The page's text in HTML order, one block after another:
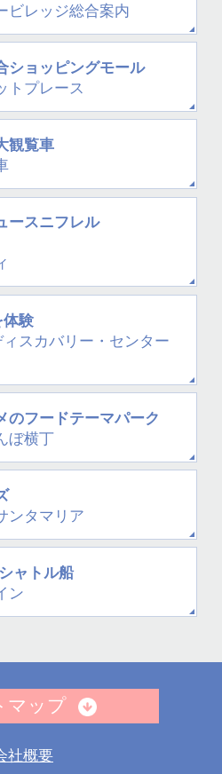
ビレッジ総合案内
ショッピングモール
トプレース
観覧車
ースニフレル
体験
ィスカバリー・ センター
のフードテーマパーク
ぼ横丁
ンタマリア
ャトル船
ン
マップ
社概要